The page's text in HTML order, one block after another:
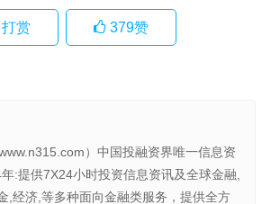
赏 379赞
）中国投融资界唯一信息资
:提供7X24小时投资信息资讯及全球金融,
,经济,等多种面向金融类服务，提供全方